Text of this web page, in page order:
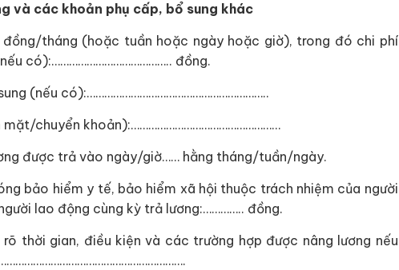
và các khoản phụ cấp, bổ sung khác
tháng (hoặc tuần hoặc ngày hoặc giờ), trong đó chi phí
có):………………………………….. đồng.
(nếu có):……………………………………………………..
mặt/chuyển khoản):……………………………………………
được trả vào ngày/giờ…… hằng tháng/tuần/ngày.
bảo hiểm y tế, bảo hiểm xã hội thuộc trách nhiệm của người
lao động cùng kỳ trả lương:………….. đồng.
thời gian, điều kiện và các trường hợp được nâng lương nếu